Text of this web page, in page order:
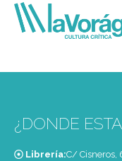
¿DONDE
Librería:C/ Cisneros,